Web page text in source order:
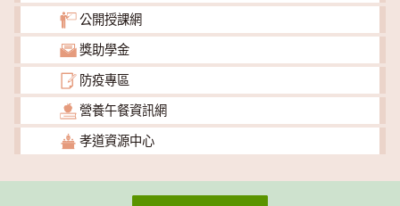
公開授課網
獎助學金
防疫專區
營養午餐資訊網
孝道資源中心